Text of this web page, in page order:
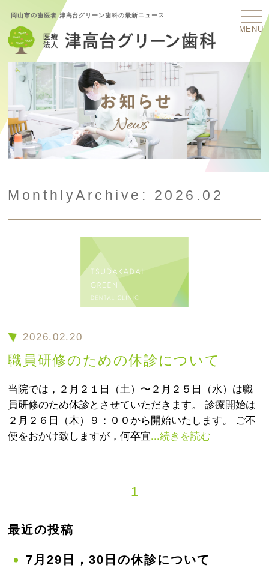
岡山市の歯医者 津高台グリーン歯科の最新ニュース
MENU
MonthlyArchive: 2026.02
2026.02.20
職員研修のための休診について
当院では，２月２１日（土）〜２月２５日（水）は職
員研修のため休診とさせていただきます。 診療開始は
２月２６日（木）９：００から開始いたします。 ご不
便をおかけ致しますが，何卒宜...続きを読む
1
最近の投稿
7月29日，30日の休診について